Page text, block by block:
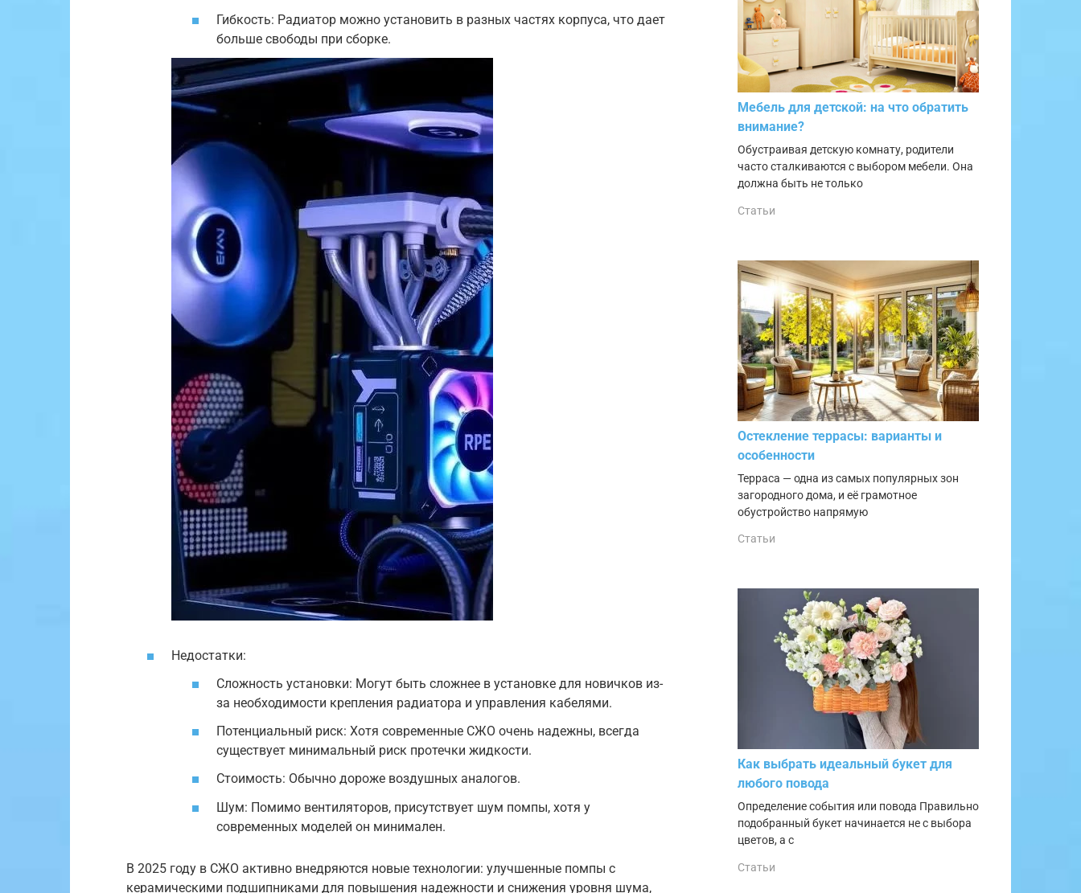
Гибкость: Радиатор можно установить в разных частях корпуса, что дает
больше свободы при сборке.
Недостатки:
Сложность установки: Могут быть сложнее в установке для новичков из-
за необходимости крепления радиатора и управления кабелями.
Потенциальный риск: Хотя современные СЖО очень надежны, всегда
существует минимальный риск протечки жидкости.
Стоимость: Обычно дороже воздушных аналогов.
Шум: Помимо вентиляторов, присутствует шум помпы, хотя у
современных моделей он минимален.
В 2025 году в СЖО активно внедряются новые технологии: улучшенные помпы с
керамическими подшипниками для повышения надежности и снижения уровня шума,
Мебель для детской: на что обратить
внимание?
Обустраивая детскую комнату, родители
часто сталкиваются с выбором мебели. Она
должна быть не только
Статьи
Остекление террасы: варианты и
особенности
Терраса — одна из самых популярных зон
загородного дома, и её грамотное
обустройство напрямую
Статьи
Как выбрать идеальный букет для
любого повода
Определение события или повода Правильно
подобранный букет начинается не с выбора
цветов, а с
Статьи